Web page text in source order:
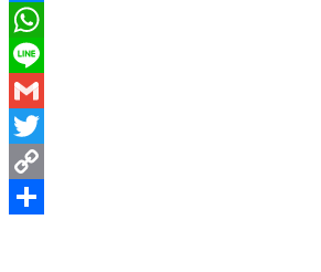
Messenger
WhatsApp
Line
Gmail
Twitter
Copy